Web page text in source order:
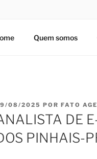
Quem somos
08/2025 POR FATO
DE
PINHAIS-